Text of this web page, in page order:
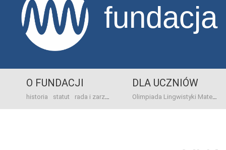
fundacja
O FUNDACJI
historia statut rada i zarząd dane bankowo-adresowe kontakt
DLA UCZNIÓW
Olimpiada Lingwistyki Matematycznej